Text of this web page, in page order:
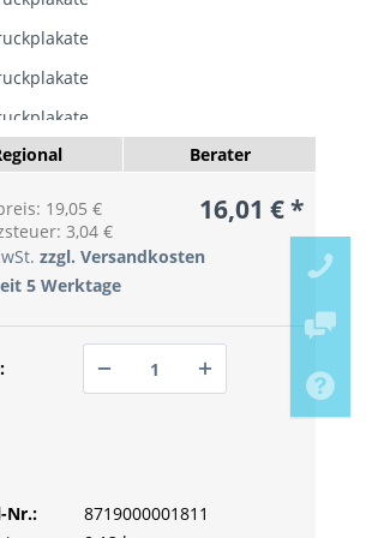
Berater
16,01 € *
19,05 €
3,04 €
zzgl. Versandkosten
5 Werktage
ANFRAGEN
Nr.:
8719000001811